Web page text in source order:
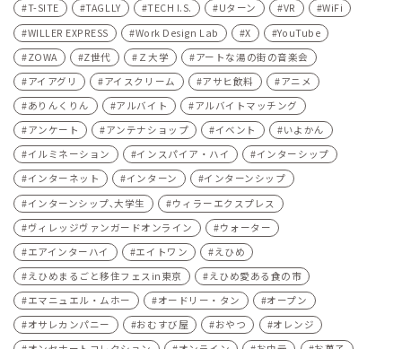
T-SITE
TAGLLY TECH I.S. Uターン VR
WiFi
WILLER EXPRESS
Work Design Lab X
YouTube
ZOWA
Z世代 Ｚ大学
アートな湯の街の音楽会
アイアグリ
アイスクリーム アサヒ飲料
アニメ
ありんくりん
アルバイト
アルバイトマッチング
アンケート
アンテナショップ イベント
いよかん
イルミネーション
インスパイア・ハイ
インターシップ
インターネット
インターン
インターンシップ
インターンシップ､大学生
ウィラーエクスプレス
ヴィレッジヴァンガードオンライン
ウォーター
エアインターハイ
エイトワン
えひめ
えひめまるごと移住フェスin東京
えひめ愛ある食の市
エマニュエル・ムホー
オードリー・タン
オープン
オサレカンパニー
おむすび屋 おやつ
オレンジ